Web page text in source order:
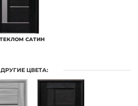
САТИН
ДРУГИЕ ЦВЕТА: